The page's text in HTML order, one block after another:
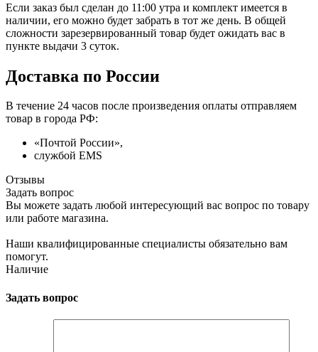
Если заказ был сделан до 11:00 утра и комплект имеется в
наличии, его можно будет забрать в тот же день. В общей
сложности зарезервированный товар будет ожидать вас в
пункте выдачи 3 суток.
Доставка по России
В течение 24 часов после произведения оплаты отправляем
товар в города РФ:
«Почтой России»,
службой EMS
Отзывы
Задать вопрос
Вы можете задать любой интересующий вас вопрос по товару
или работе магазина.
Наши квалифицированные специалисты обязательно вам
помогут.
Наличие
Задать вопрос